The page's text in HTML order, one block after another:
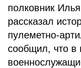
полковник
рассказал
пулеметно-
сообщил, что в